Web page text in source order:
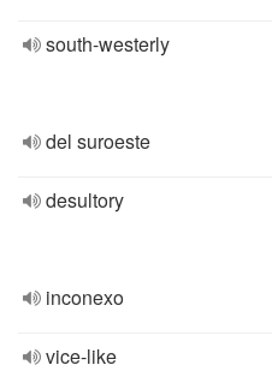
south-westerly
del suroeste
desultory
inconexo
vice-like